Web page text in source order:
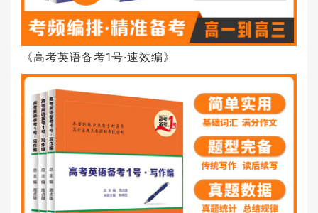
《高考英语备考1号·速效编》